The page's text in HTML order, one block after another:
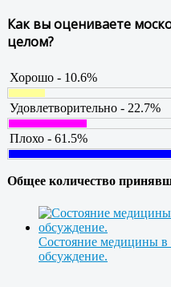
Как вы оцениваете
целом?
Хорошо - 10.6%
Удовлетворительно - 22.7%
Плохо - 61.5%
Общее количество
Состояние медицины
обсуждение.